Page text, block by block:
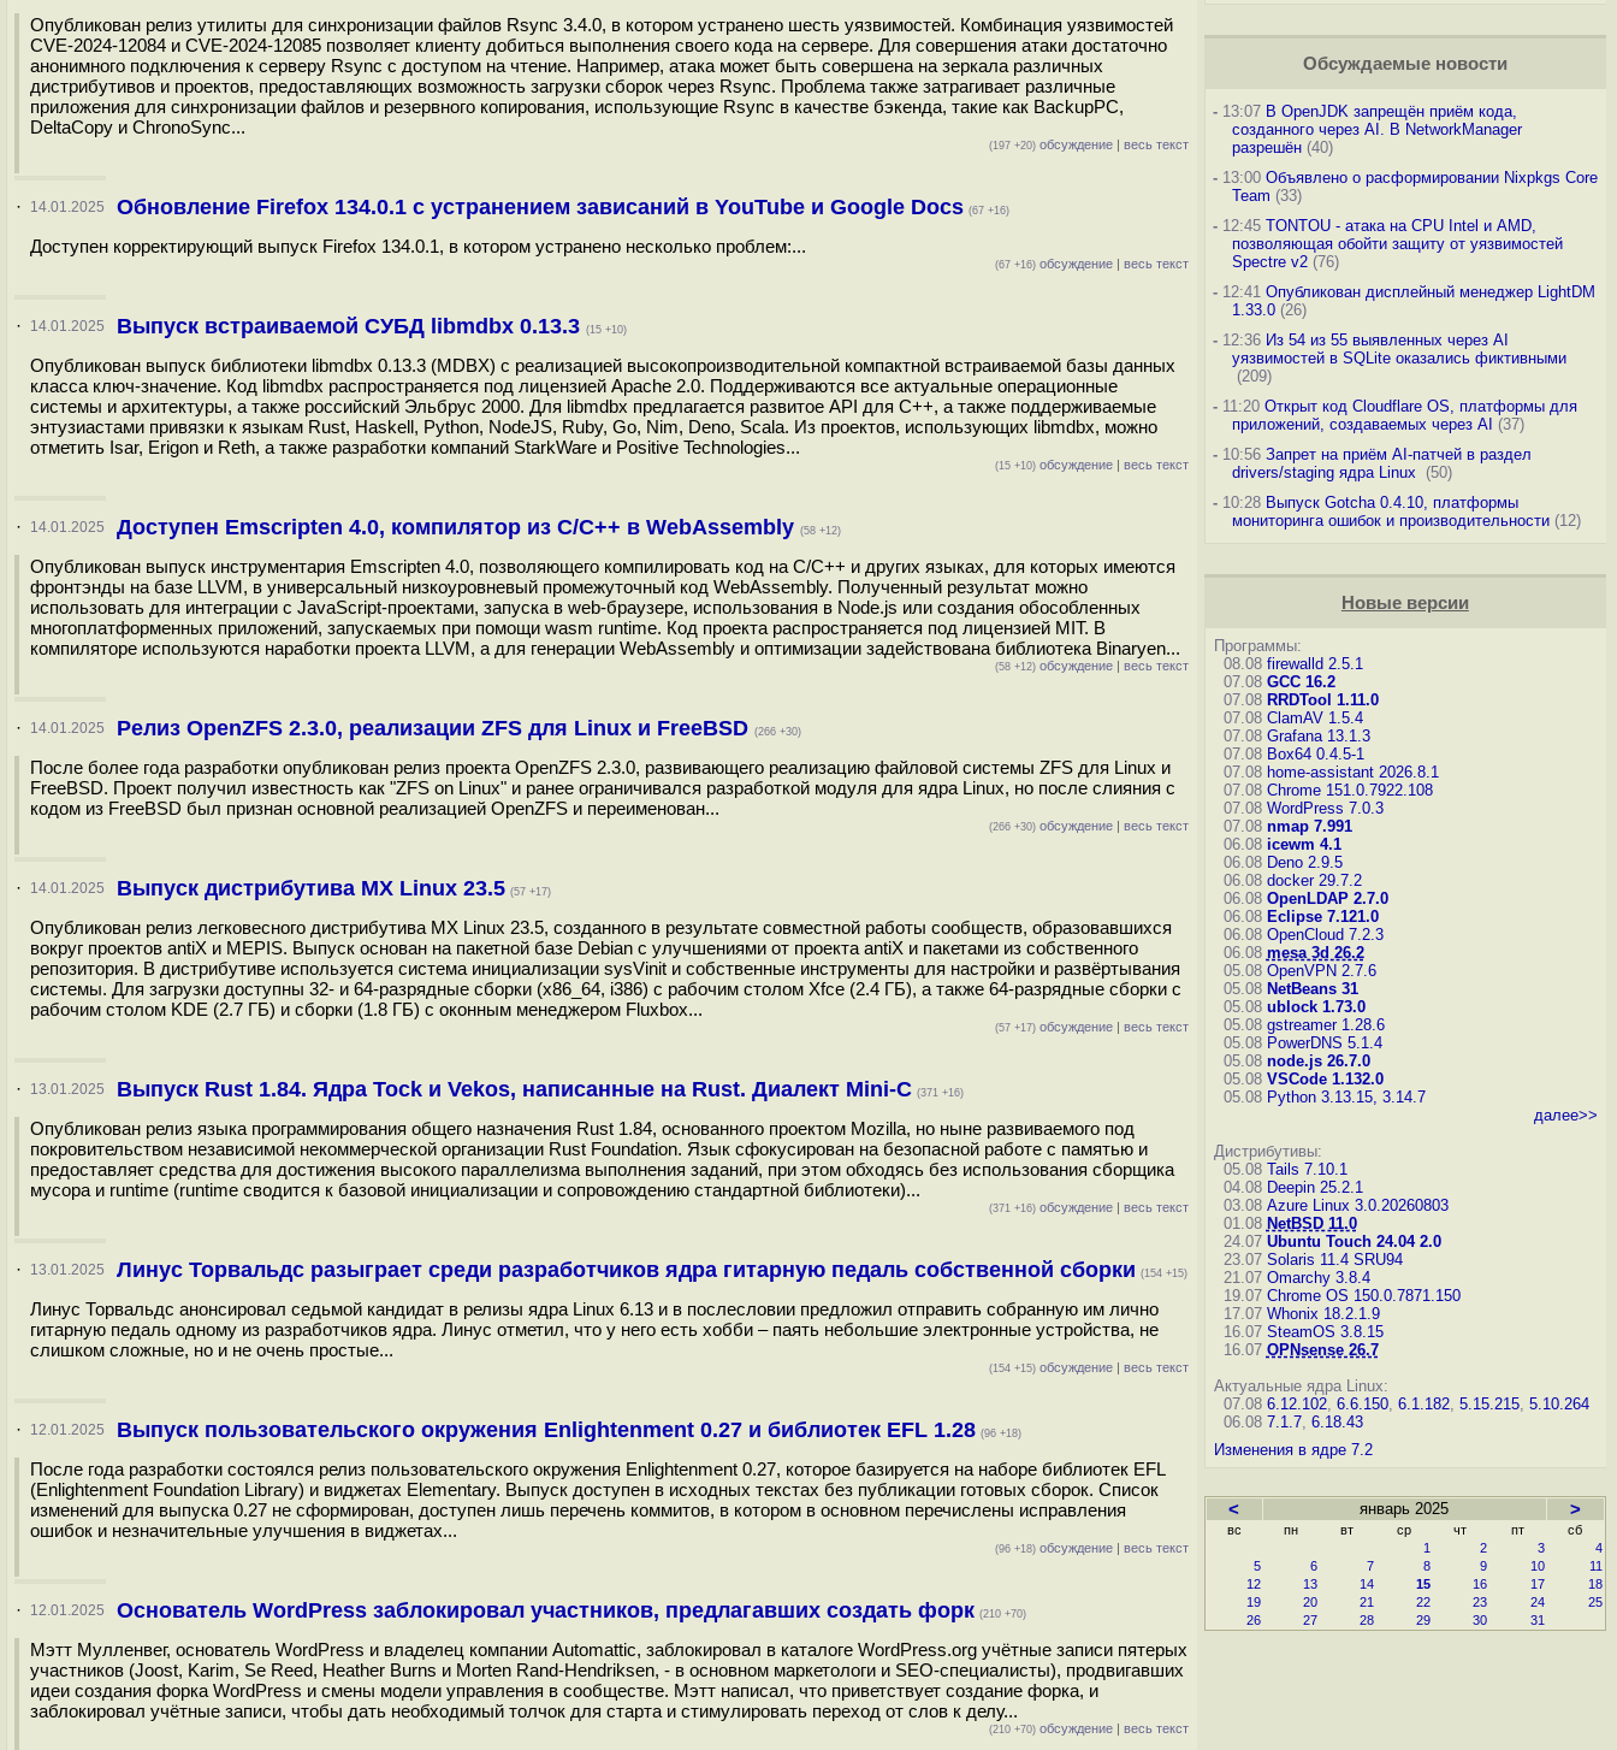
Опубликован релиз утилиты для синхронизации файлов Rsync 3.4.0, в котором устранено шесть уязвимостей. Комбинация уязвимостей
CVE-2024-12084 и CVE-2024-12085 позволяет клиенту добиться выполнения своего кода на сервере. Для совершения атаки достаточно
анонимного подключения к серверу Rsync с доступом на чтение. Например, атака может быть совершена на зеркала различных
дистрибутивов и проектов, предоставляющих возможность загрузки сборок через Rsync. Проблема также затрагивает различные
приложения для синхронизации файлов и резервного копирования, использующие Rsync в качестве бэкенда, такие как BackupPC,
DeltaCopy и ChronoSync...
(197 +20) обсуждение | весь текст
· 14.01.2025 Обновление Firefox 134.0.1 c устранением зависаний в YouTube и Google Docs (67 +16)
Доступен корректирующий выпуск Firefox 134.0.1, в котором устранено несколько проблем:...
(67 +16) обсуждение | весь текст
· 14.01.2025 Выпуск встраиваемой СУБД libmdbx 0.13.3 (15 +10)
Опубликован выпуск библиотеки libmdbx 0.13.3 (MDBX) с реализацией высокопроизводительной компактной встраиваемой базы данных
класса ключ-значение. Код libmdbx распространяется под лицензией Apache 2.0. Поддерживаются все актуальные операционные
системы и архитектуры, а также российский Эльбрус 2000. Для libmdbx предлагается развитое API для C++, а также поддерживаемые
энтузиастами привязки к языкам Rust, Haskell, Python, NodeJS, Ruby, Go, Nim, Deno, Scala. Из проектов, использующих libmdbx, можно
отметить Isar, Erigon и Reth, а также разработки компаний StarkWare и Positive Technologies...
(15 +10) обсуждение | весь текст
· 14.01.2025 Доступен Emscripten 4.0, компилятор из C/C++ в WebAssembly (58 +12)
Опубликован выпуск инструментария Emscripten 4.0, позволяющего компилировать код на C/C++ и других языках, для которых имеются
фронтэнды на базе LLVM, в универсальный низкоуровневый промежуточный код WebAssembly. Полученный результат можно
использовать для интеграции с JavaScript-проектами, запуска в web-браузере, использования в Node.js или создания обособленных
многоплатформенных приложений, запускаемых при помощи wasm runtime. Код проекта распространяется под лицензией MIT. В
компиляторе используются наработки проекта LLVM, а для генерации WebAssembly и оптимизации задействована библиотека Binaryen...
(58 +12) обсуждение | весь текст
· 14.01.2025 Релиз OpenZFS 2.3.0, реализации ZFS для Linux и FreeBSD (266 +30)
После более года разработки опубликован релиз проекта OpenZFS 2.3.0, развивающего реализацию файловой системы ZFS для Linux и
FreeBSD. Проект получил известность как "ZFS on Linux" и ранее ограничивался разработкой модуля для ядра Linux, но после слияния с
кодом из FreeBSD был признан основной реализацией OpenZFS и переименован...
(266 +30) обсуждение | весь текст
· 14.01.2025 Выпуск дистрибутива MX Linux 23.5 (57 +17)
Опубликован релиз легковесного дистрибутива MX Linux 23.5, созданного в результате совместной работы сообществ, образовавшихся
вокруг проектов antiX и MEPIS. Выпуск основан на пакетной базе Debian с улучшениями от проекта antiX и пакетами из собственного
репозитория. В дистрибутиве используется система инициализации sysVinit и собственные инструменты для настройки и развёртывания
системы. Для загрузки доступны 32- и 64-разрядные сборки (x86_64, i386) с рабочим столом Xfce (2.4 ГБ), а также 64-разрядные сборки с
рабочим столом KDE (2.7 ГБ) и сборки (1.8 ГБ) с оконным менеджером Fluxbox...
(57 +17) обсуждение | весь текст
· 13.01.2025 Выпуск Rust 1.84. Ядра Tock и Vekos, написанные на Rust. Диалект Mini-C (371 +16)
Опубликован релиз языка программирования общего назначения Rust 1.84, основанного проектом Mozilla, но ныне развиваемого под
покровительством независимой некоммерческой организации Rust Foundation. Язык сфокусирован на безопасной работе с памятью и
предоставляет средства для достижения высокого параллелизма выполнения заданий, при этом обходясь без использования сборщика
мусора и runtime (runtime сводится к базовой инициализации и сопровождению стандартной библиотеки)...
(371 +16) обсуждение | весь текст
· 13.01.2025 Линус Торвальдс разыграет среди разработчиков ядра гитарную педаль собственной сборки (154 +15)
Линус Торвальдс анонсировал седьмой кандидат в релизы ядра Linux 6.13 и в послесловии предложил отправить собранную им лично
гитарную педаль одному из разработчиков ядра. Линус отметил, что у него есть хобби – паять небольшие электронные устройства, не
слишком сложные, но и не очень простые...
(154 +15) обсуждение | весь текст
· 12.01.2025 Выпуск пользовательского окружения Enlightenment 0.27 и библиотек EFL 1.28 (96 +18)
После года разработки состоялся релиз пользовательского окружения Enlightenment 0.27, которое базируется на наборе библиотек EFL
(Enlightenment Foundation Library) и виджетах Elementary. Выпуск доступен в исходных текстах без публикации готовых сборок. Список
изменений для выпуска 0.27 не сформирован, доступен лишь перечень коммитов, в котором в основном перечислены исправления
ошибок и незначительные улучшения в виджетах...
(96 +18) обсуждение | весь текст
· 12.01.2025 Основатель WordPress заблокировал участников, предлагавших создать форк (210 +70)
Мэтт Мулленвег, основатель WordPress и владелец компании Automattic, заблокировал в каталоге WordPress.org учётные записи пятерых
участников (Joost, Karim, Se Reed, Heather Burns и Morten Rand-Hendriksen, - в основном маркетологи и SEO-специалисты), продвигавших
идеи создания форка WordPress и смены модели управления в сообществе. Мэтт написал, что приветствует создание форка, и
заблокировал учётные записи, чтобы дать необходимый толчок для старта и стимулировать переход от слов к делу...
(210 +70) обсуждение | весь текст
Обсуждаемые новости
-13:07 В OpenJDK запрещён приём кода,
созданного через AI. В NetworkManager
разрешён(40)
-13:00 Объявлено о расформировании Nixpkgs Core
Team (33)
-12:45 TONTOU - атака на CPU Intel и AMD,
позволяющая обойти защиту от уязвимостей
Spectre v2(76)
-12:41 Опубликован дисплейный менеджер LightDM
1.33.0(26)
-12:36 Из 54 из 55 выявленных через AI
уязвимостей в SQLite оказались фиктивными
(209)
-11:20 Открыт код Cloudflare OS, платформы для
приложений, создаваемых через AI (37)
-10:56 Запрет на приём AI-патчей в раздел
drivers/staging ядра Linux
(50)
-10:28 Выпуск Gotcha 0.4.10, платформы
мониторинга ошибок и производительности(12)
Новые версии
Программы:
08.08 firewalld 2.5.1
07.08 GCC 16.2
07.08 RRDTool 1.11.0
07.08 ClamAV 1.5.4
07.08 Grafana 13.1.3
07.08 Box64 0.4.5-1
07.08 home-assistant 2026.8.1
07.08 Chrome 151.0.7922.108
07.08 WordPress 7.0.3
07.08 nmap 7.991
06.08 icewm 4.1
06.08 Deno 2.9.5
06.08 docker 29.7.2
06.08 OpenLDAP 2.7.0
06.08 Eclipse 7.121.0
06.08 OpenCloud 7.2.3
06.08 mesa 3d 26.2
05.08 OpenVPN 2.7.6
05.08 NetBeans 31
05.08 ublock 1.73.0
05.08 gstreamer 1.28.6
05.08 PowerDNS 5.1.4
05.08 node.js 26.7.0
05.08 VSCode 1.132.0
05.08 Python 3.13.15, 3.14.7
далее>>
Дистрибутивы:
05.08 Tails 7.10.1
04.08 Deepin 25.2.1
03.08 Azure Linux 3.0.20260803
01.08 NetBSD 11.0
24.07 Ubuntu Touch 24.04 2.0
23.07 Solaris 11.4 SRU94
21.07 Omarchy 3.8.4
19.07 Chrome OS 150.0.7871.150
17.07 Whonix 18.2.1.9
16.07 SteamOS 3.8.15
16.07 OPNsense 26.7
Актуальные ядра Linux:
07.08 6.12.102, 6.6.150, 6.1.182, 5.15.215, 5.10.264
06.08 7.1.7, 6.18.43
Изменения в ядре 7.2
< январь 2025 >
вс пн вт ср чт пт
сб
1
2 3
4
5
6 7 8 9 10
11
12
13 14 15 16 17
18
19
20 21 22 23 24
25
26
27 28 29 30 31